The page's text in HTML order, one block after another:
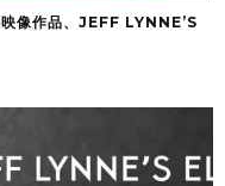
像作品、JEFF LYNNE’S